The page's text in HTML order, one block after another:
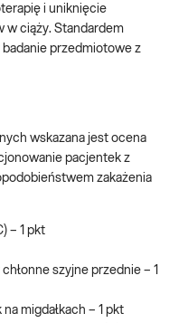
i uniknięcie
w ciąży. Standardem
przedmiotowe z
wskazana jest ocena
pacjentek z
zakażenia
– 1 pkt
szyjne przednie – 1
migdałkach – 1 pkt